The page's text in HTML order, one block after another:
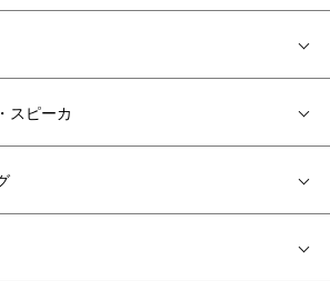
スピーカ